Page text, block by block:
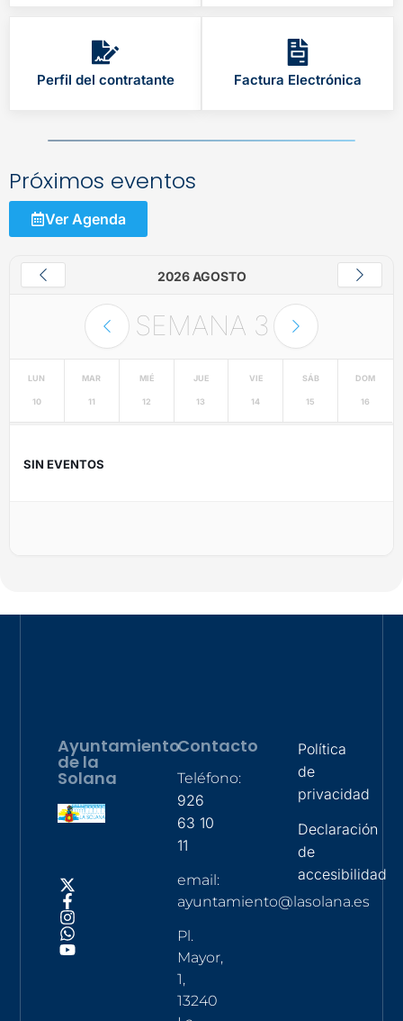
Perfil del contratante Factura Electrónica
Próximos eventos
Ver Agenda
2026 AGOSTO
SEMANA 3
LUN
10
MAR
11
MIÉ
12
JUE
13
VIE
14
SÁB
15
DOM
16
SIN EVENTOS
Ayuntamiento
de la
Solana
Contacto
Teléfono:
926
63 10
11
email:
ayuntamiento@lasolana.es
Pl.
Mayor,
1,
13240
Política
de
privacidad
Declaración
de
accesibilidad